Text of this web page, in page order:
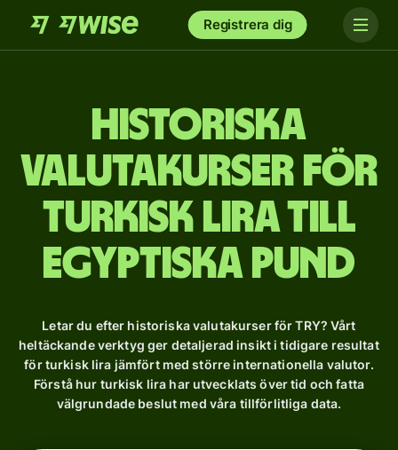
Registrera dig
Historiska
valutakurser för
turkisk lira till
egyptiska pund
Letar du efter historiska valutakurser för TRY? Vårt
heltäckande verktyg ger detaljerad insikt i tidigare resultat
för turkisk lira jämfört med större internationella valutor.
Förstå hur turkisk lira har utvecklats över tid och fatta
välgrundade beslut med våra tillförlitliga data.